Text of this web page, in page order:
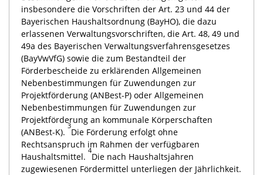
insbesondere die Vorschriften der Art. 23 und 44 der
Bayerischen Haushaltsordnung (BayHO), die dazu
erlassenen Verwaltungsvorschriften, die Art. 48, 49 und
49a des Bayerischen Verwaltungsverfahrensgesetzes
(BayVwVfG) sowie die zum Bestandteil der
Förderbescheide zu erklärenden Allgemeinen
Nebenbestimmungen für Zuwendungen zur
Projektförderung (ANBest-P) oder Allgemeinen
Nebenbestimmungen für Zuwendungen zur
Projektförderung an kommunale Körperschaften
(ANBest-K).
3
Die Förderung erfolgt ohne
Rechtsanspruch im Rahmen der verfügbaren
Haushaltsmittel.
4
Die nach Haushaltsjahren
zugewiesenen Fördermittel unterliegen der Jährlichkeit.